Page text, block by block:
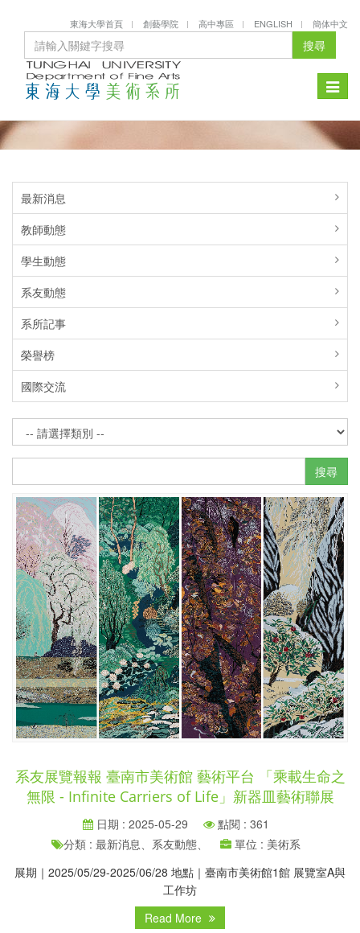
東海大學首頁 創藝學院 高中專區 ENGLISH 簡体中文
搜尋
Toggle
最新消息
教師動態
學生動態
系友動態
系所記事
榮譽榜
國際交流
搜尋
系友展覽報報 臺南市美術館 藝術平台 「乘載生命之
無限 - Infinite Carriers of Life」新器皿藝術聯展
日期 : 2025-05-29
點閱 : 361
分類 : 最新消息、系友動態、
單位 : 美術系
展期｜2025/05/29-2025/06/28 地點｜臺南市美術館1館 展覽室A與
工作坊
Read More